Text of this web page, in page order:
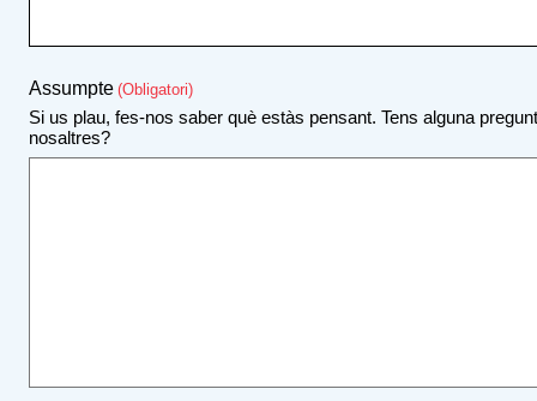
Assumpte (Obligatori)
Si us plau, fes-nos saber què estàs pensant. Tens alguna
nosaltres?